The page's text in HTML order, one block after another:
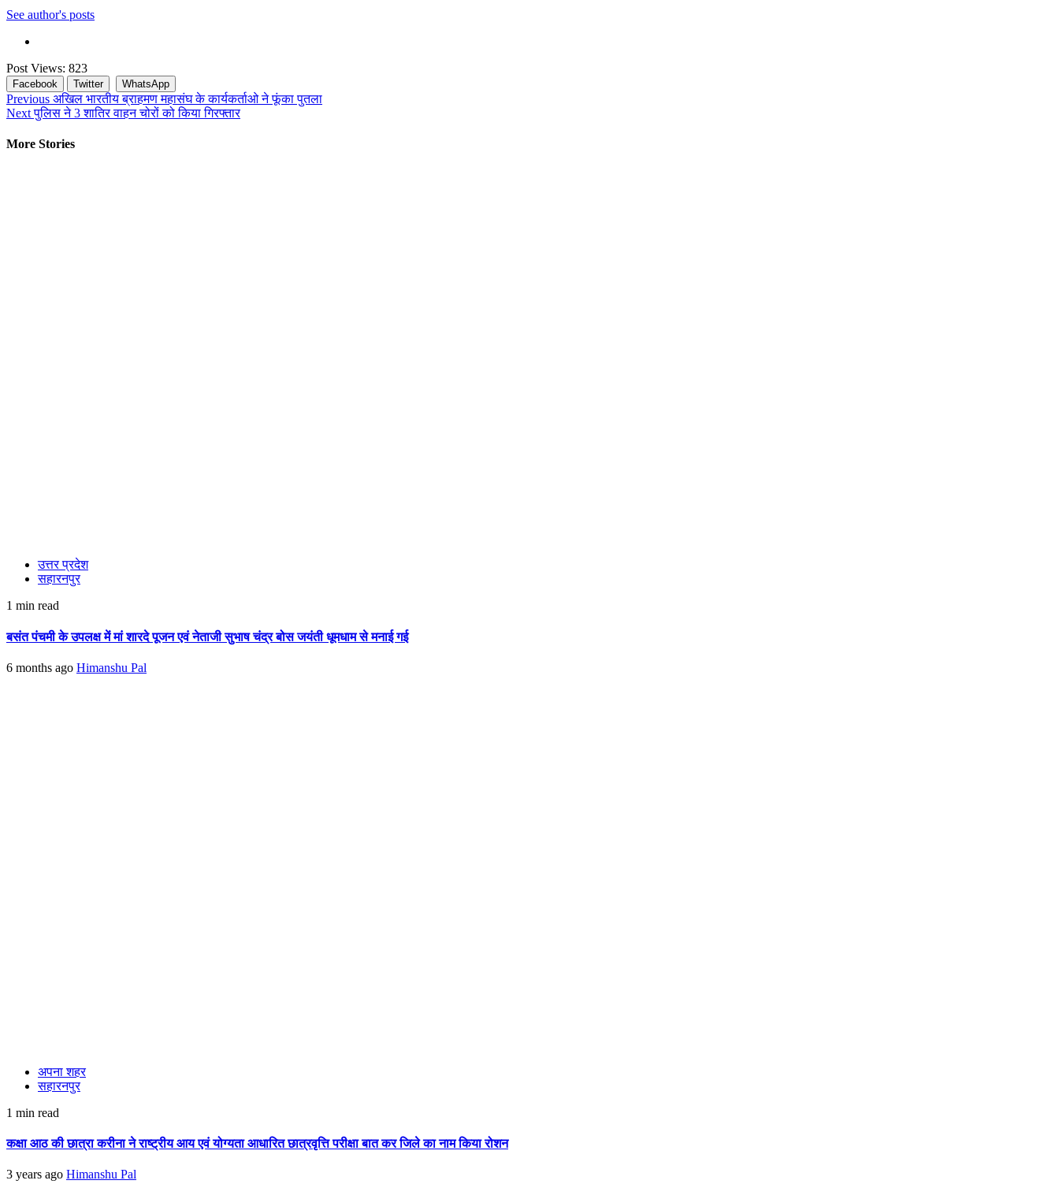
See author's posts
Post Views: 823
Facebook Twitter WhatsApp
Continue
Reading
Previous अखिल भारतीय ब्राहमण महासंघ के कार्यकर्ताओ ने फूंका पुतला
Nextपुलिस ने 3 शातिर वाहन चोरों को किया गिरफ्तार
More Stories
उत्तर प्रदेश
सहारनपुर
1 min read
बसंत पंचमी के उपलक्ष में मां शारदे पूजन एवं नेताजी सुभाष चंद्र बोस जयंती धूमधाम से मनाई गई
6 months ago Himanshu Pal
अपना शहर
सहारनपुर
1 min read
कक्षा आठ की छात्रा करीना ने राष्ट्रीय आय एवं योग्यता आधारित छात्रवृत्ति परीक्षा बात कर जिले का नाम किया रोशन
3 years ago Himanshu Pal